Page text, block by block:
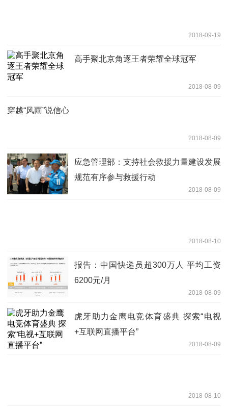
2018-09-19
高手聚北京角逐王者荣耀全球冠军
2018-08-09
穿越“风雨”说信心
2018-08-09
应急管理部：支持社会救援力量建设发展
规范有序参与救援行动
2018-08-09
2018-08-10
报告：中国快递员超300万人 平均工资
6200元/月
2018-08-09
虎牙助力金鹰电竞体育盛典 探索“电视
+互联网直播平台”
2018-08-09
2018-08-10